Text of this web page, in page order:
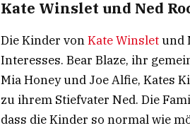
Kate Winslet und Ned
Die Kinder vonKate Winsletund
Interesses. Bear Blaze, ihr
Mia Honey und Joe Alfie, Kates
zu ihrem Stiefvater Ned. Die
dass die Kinder so normal wie